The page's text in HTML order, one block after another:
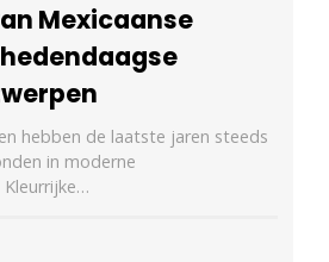
Mexicaanse
hebben de laatste jaren steeds
in moderne